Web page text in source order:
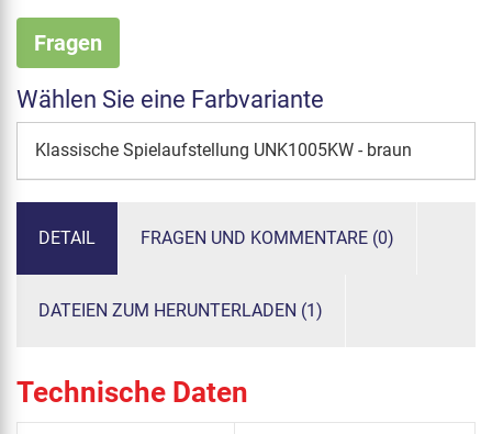
Fragen
Wählen Sie eine Farbvariante
Klassische Spielaufstellung UNK1005KW - braun
DETAIL FRAGEN UND KOMMENTARE (0)
DATEIEN ZUM HERUNTERLADEN (1)
Technische Daten